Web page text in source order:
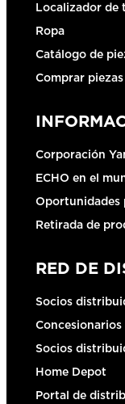
Localizador de
Ropa
Catálogo de
Comprar
Corporación
ECHO en el
Oportunidades
Retirada de
RED DE
Socios
Concesionarios
Socios
Home Depot
Portal de